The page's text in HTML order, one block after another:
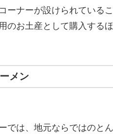
ーナーが設けられている
のお土産として購入する
メン
では、地元ならではのと